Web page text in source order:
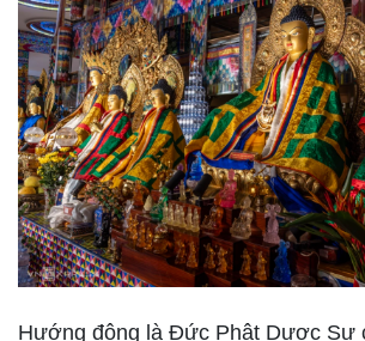
Hướng đông là Đức Phật Dược Sư